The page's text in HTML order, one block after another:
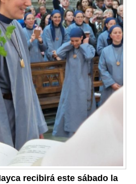
recibirá este sábado la